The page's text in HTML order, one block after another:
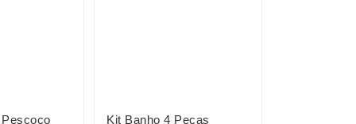
Kit Banho 4 Peças